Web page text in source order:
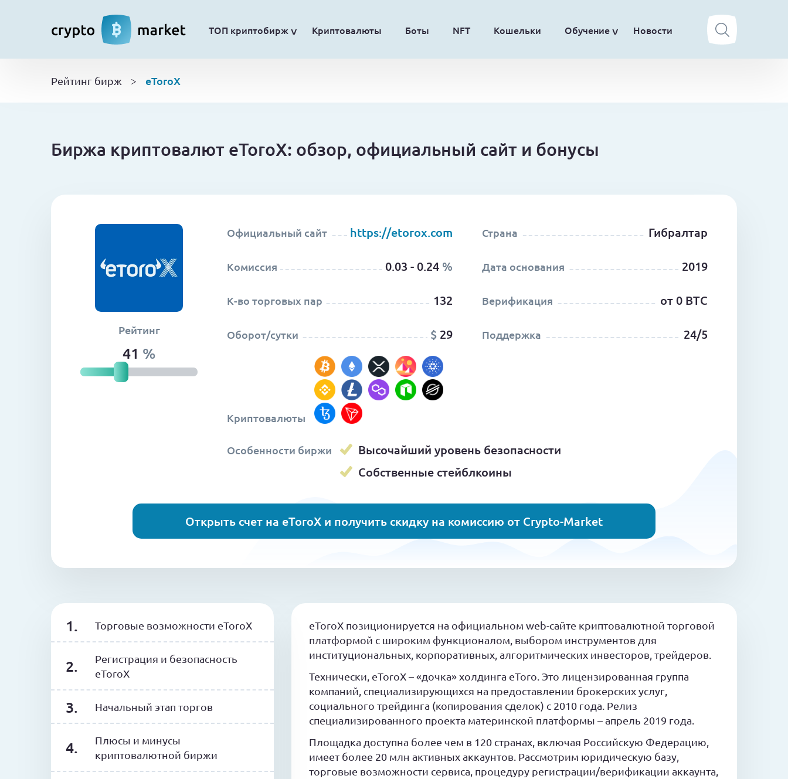
ТОП криптобирж Криптовалюты Боты NFT Кошельки Обучение Новости
Рейтинг бирж > eToroX
Биржа криптовалют eToroX: обзор, официальный сайт и бонусы
Рейтинг
41 %
Официальный сайт https://etorox.com
Комиссия 0.03 - 0.24 %
К-во торговых пар 132
Оборот/сутки $ 29
Криптовалюты
Страна Гибралтар
Дата основания 2019
Верификация от 0 BTC
Поддержка 24/5
Особенности биржи
Высочайший уровень безопасности
Собственные стейблкоины
Открыть счет на eToroX и получить скидку на комиссию от Crypto-Market
Торговые возможности eToroX
Регистрация и безопасность
eToroX
Начальный этап торгов
Плюсы и минусы
криптовалютной биржи
eToroX позиционируется на официальном web-сайте криптовалютной торговой
платформой с широким функционалом, выбором инструментов для
институциональных, корпоративных, алгоритмических инвесторов, трейдеров.
Технически, eToroX – «дочка» холдинга eToro. Это лицензированная группа
компаний, специализирующихся на предоставлении брокерских услуг,
социального трейдинга (копирования сделок) с 2010 года. Релиз
специализированного проекта материнской платформы – апрель 2019 года.
Площадка доступна более чем в 120 странах, включая Российскую Федерацию,
имеет более 20 млн активных аккаунтов. Рассмотрим юридическую базу,
торговые возможности сервиса, процедуру регистрации/верификации аккаунта,